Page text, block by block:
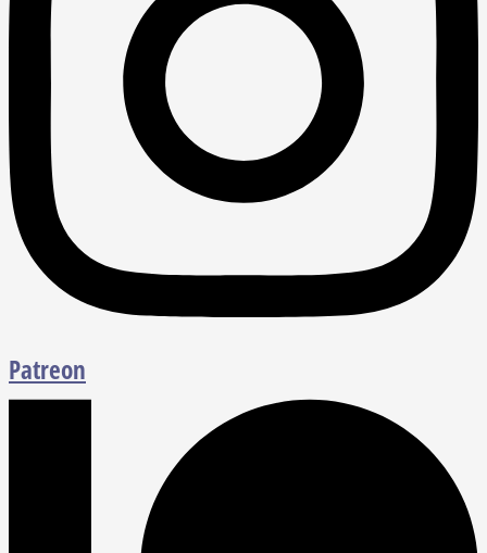
Patreon